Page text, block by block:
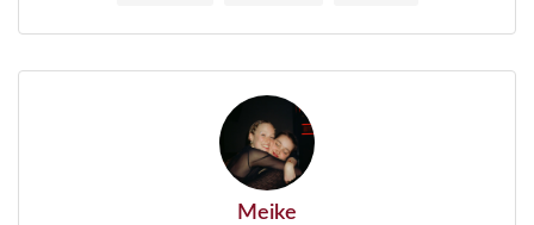
Meike